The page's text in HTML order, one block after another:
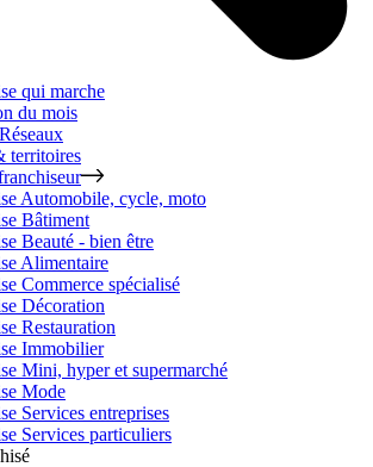
qui marche
du mois
territoires
Automobile, cycle, moto
Bâtiment
Beauté - bien être
Alimentaire
Commerce spécialisé
Décoration
Restauration
Immobilier
Mini, hyper et supermarché
Mode
Services entreprises
Services particuliers